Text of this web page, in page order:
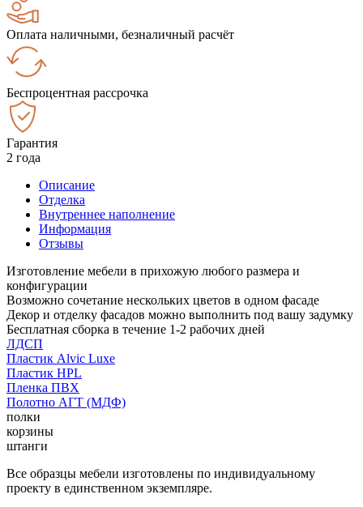
Оплата наличными, безналичный расчёт
Беспроцентная рассрочка
Гарантия
2 года
Описание
Отделка
Внутреннее наполнение
Информация
Отзывы
Изготовление мебели в прихожую любого размера и
конфигурации
Возможно сочетание нескольких цветов в одном фасаде
Декор и отделку фасадов можно выполнить под вашу задумку
Бесплатная сборка в течение 1-2 рабочих дней
ЛДСП
Пластик Alvic Luxe
Пластик HPL
Пленка ПВХ
Полотно АГТ (МДФ)
полки
корзины
штанги
Все образцы мебели изготовлены по индивидуальному
проекту в единственном экземпляре.